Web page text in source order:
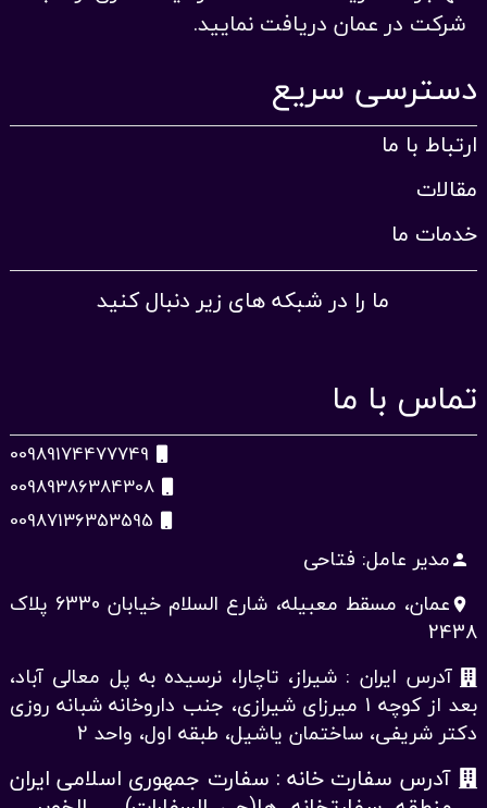
شرکت در عمان دریافت نمایید.
دسترسی سریع
ارتباط با ما
مقالات
خدمات ما
ما را در شبکه های زیر دنبال کنید
تماس با ما
00989174477749
00989386384308
00987136353595
person مدیر عامل: فتاحی
place
عمان، مسقط معبیله، شارع السلام خیابان 6330 پلاک
2438
آدرس ایران : شیراز، تاچارا، نرسیده به پل معالی آباد،
بعد از کوچه 1 میرزای شیرازی، جنب داروخانه شبانه روزی
دکتر شریفی، ساختمان یاشیل، طبقه اول، واحد 2
آدرس سفارت خانه : سفارت جمهوری اسلامی ایران